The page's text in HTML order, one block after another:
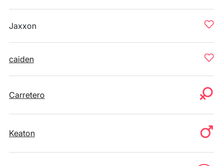
Jaxxon
caiden
Carretero
Keaton